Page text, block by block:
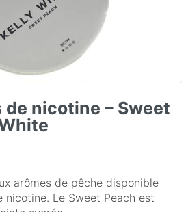
de nicotine – Sweet
arômes de pêche disponible
Le Sweet Peach est